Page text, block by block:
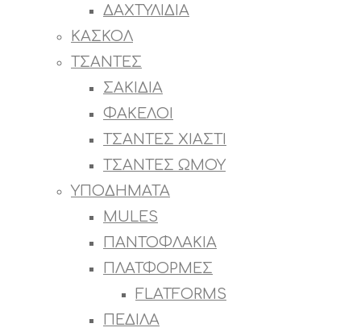
ΔΑΧΤΥΛΙΔΙΑ
ΚΑΣΚΟΛ
ΤΣΑΝΤΕΣ
ΣΑΚΙΔΙΑ
ΦΑΚΕΛΟΙ
ΤΣΑΝΤΕΣ ΧΙΑΣΤΙ
ΤΣΑΝΤΕΣ ΩΜΟΥ
ΥΠΟΔΗΜΑΤΑ
MULES
ΠΑΝΤΟΦΛΑΚΙΑ
ΠΛΑΤΦΟΡΜΕΣ
FLATFORMS
ΠΕΔΙΛΑ